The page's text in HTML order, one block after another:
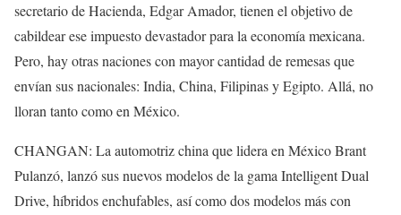
secretario de Hacienda, Edgar Amador, tienen el objetivo de
cabildear ese impuesto devastador para la economía mexicana.
Pero, hay otras naciones con mayor cantidad de remesas que
envían sus nacionales: India, China, Filipinas y Egipto. Allá, no
lloran tanto como en México.
CHANGAN: La automotriz china que lidera en México Brant
Pulanzó, lanzó sus nuevos modelos de la gama Intelligent Dual
Drive, híbridos enchufables, así como dos modelos más con